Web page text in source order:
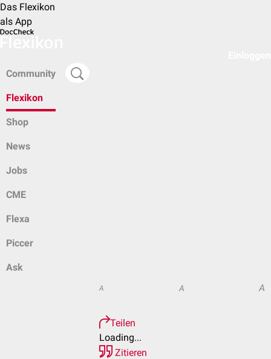
Das Flexikon
als App
Community
Flexikon
Shop
News
Jobs
CME
Flexa
Piccer
Ask
A A A
Teilen
Loading...
Zitieren